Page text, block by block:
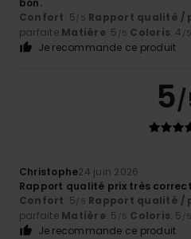
bon.
Confort: 5/5 Rapport qualité /
parfaite Matière: 5 /5 Coloris: 4 /5
Je recommande ce produit
5/
Christophe24 juin 2026
Rapport qualité prix très correct
Confort: 5/5 Rapport qualité /
parfaite Matière: 5 /5 Coloris: 5 /5
Je recommande ce produit